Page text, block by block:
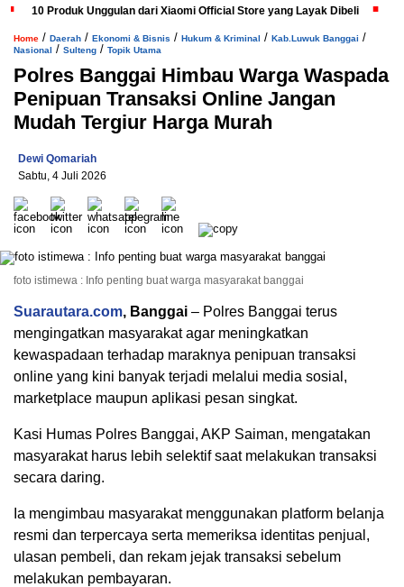
10 Produk Unggulan dari Xiaomi Official Store yang Layak Dibeli
Home / Daerah / Ekonomi & Bisnis / Hukum & Kriminal / Kab.Luwuk Banggai /
Nasional / Sulteng / Topik Utama
Polres Banggai Himbau Warga Waspada
Penipuan Transaksi Online Jangan
Mudah Tergiur Harga Murah
Dewi Qomariah
Sabtu, 4 Juli 2026
foto istimewa : Info penting buat warga masyarakat banggai
Suarautara.com, Banggai – Polres Banggai terus
mengingatkan masyarakat agar meningkatkan
kewaspadaan terhadap maraknya penipuan transaksi
online yang kini banyak terjadi melalui media sosial,
marketplace maupun aplikasi pesan singkat.
Kasi Humas Polres Banggai, AKP Saiman, mengatakan
masyarakat harus lebih selektif saat melakukan transaksi
secara daring.
Ia mengimbau masyarakat menggunakan platform belanja
resmi dan terpercaya serta memeriksa identitas penjual,
ulasan pembeli, dan rekam jejak transaksi sebelum
melakukan pembayaran.